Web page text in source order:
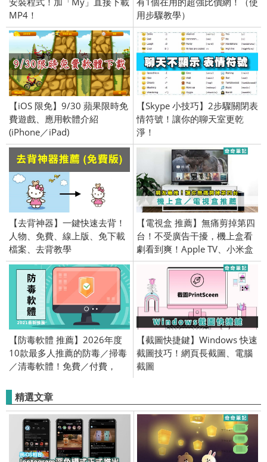
MP4！
用步驟教學）
【iOS 限免】9/30 蘋果限時免
費遊戲、應用軟體介紹
(iPhone／iPad)
【Skype 小技巧】2步驟關閉表
情符號！讓你的聊天室更乾
淨！
【去背神器】一鍵快速去背！
人物、免費、線上版、免下載
檔案、去背教學
【電視盒 推薦】無痛剪掉第四
台！不受廣告干擾，機上盒看
劇看到爽！Apple TV、小米盒
子S、BANDOTT、OVO
【防毒軟體 推薦】2026年度
10款最多人推薦的防毒／掃毒
／清毒軟體！免費／付費，
【截圖快捷鍵】Windows 快速
截圖技巧！網頁長截圖、電腦
截圖
精選文章